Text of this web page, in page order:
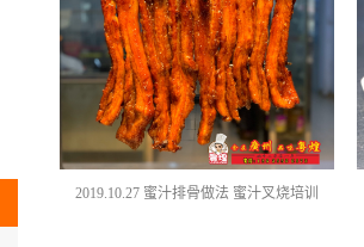
2019.10.27 蜜汁排骨做法 蜜汁叉烧培训